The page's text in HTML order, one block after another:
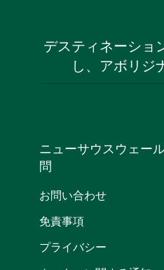
デスティネーショ
し、アボリジ
ニューサウスウェー
問
お問い合わせ
免責事項
プライバシー